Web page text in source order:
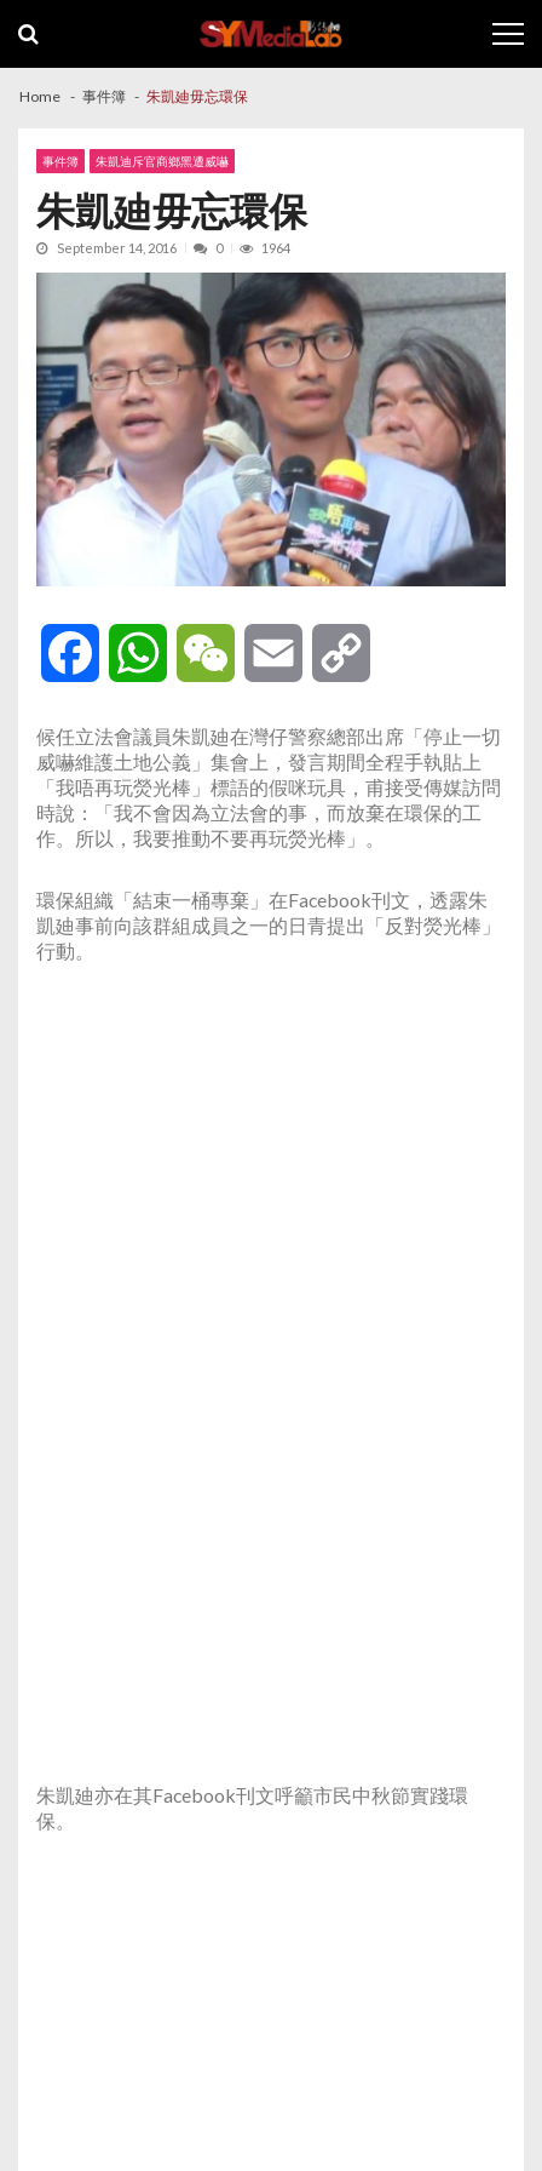
navigation
content
Home 事件簿 朱凱廸毋忘環保
事件簿 朱凱迪斥官商鄉黑遭威嚇
朱凱廸毋忘環保
September 14, 2016 0 1964
Facebook WhatsAppWeChat Email
候任立法會議員朱凱廸在灣仔警察總部出席「停止一切
威嚇維護土地公義」集會上，發言期間全程手執貼上
「我唔再玩熒光棒」標語的假咪玩具，甫接受傳媒訪問
時說：「我不會因為立法會的事，而放棄在環保的工
作。所以，我要推動不要再玩熒光棒」。
環保組織「結束一桶專棄」在Facebook刊文，透露朱
凱廸事前向該群組成員之一的日青提出「反對熒光棒」
行動。
朱凱廸亦在其Facebook刊文呼籲市民中秋節實踐環
保。